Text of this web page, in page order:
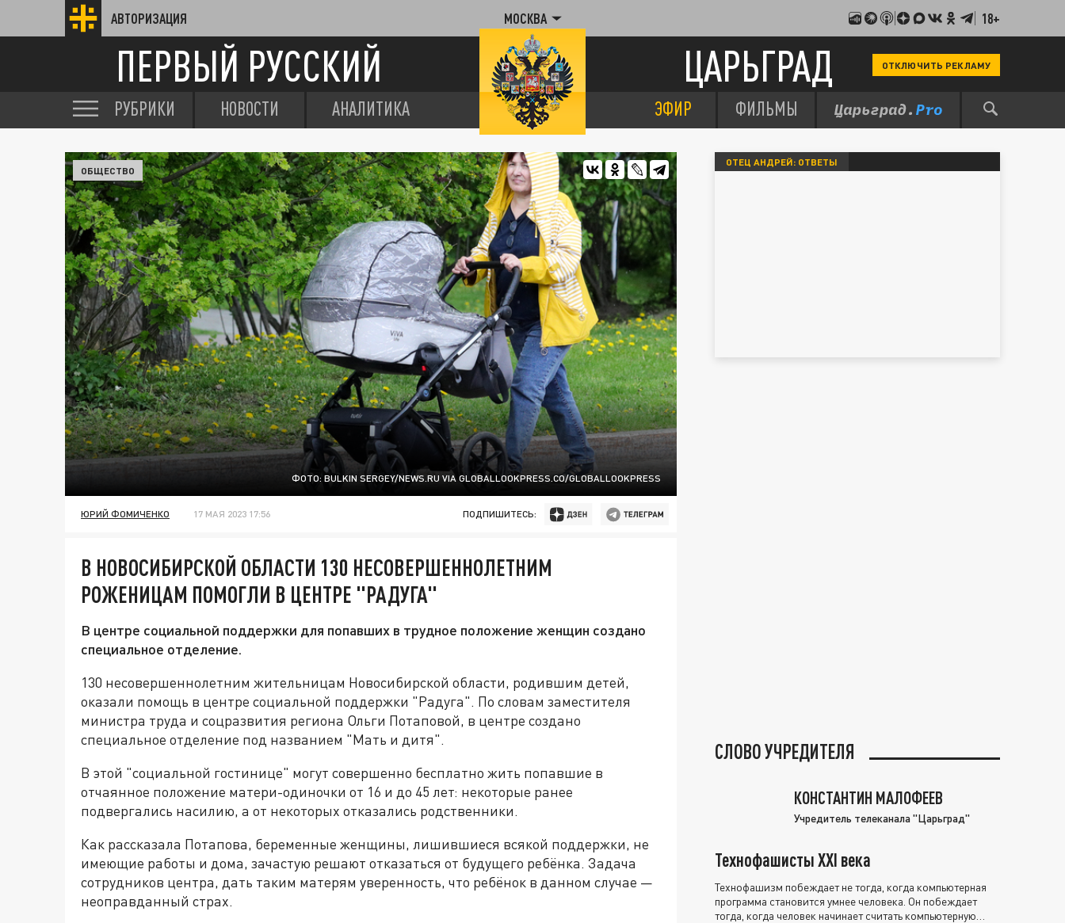
АВТОРИЗАЦИЯ МОСКВА 18+
ПЕРВЫЙ РУССКИЙ ЦАРЬГРАД ОТКЛЮЧИТЬ РЕКЛАМУ
РУБРИКИ НОВОСТИ АНАЛИТИКА ЭФИР ФИЛЬМЫ
ФОТО: BULKIN SERGEY/NEWS.RU VIA GLOBALLOOKPRESS.CO/GLOBALLOOKPRESS
ОБЩЕСТВО
ЮРИЙ ФОМИЧЕНКО 17 МАЯ 2023 17:56 ПОДПИШИТЕСЬ:
В НОВОСИБИРСКОЙ ОБЛАСТИ 130 НЕСОВЕРШЕННОЛЕТНИМ
РОЖЕНИЦАМ ПОМОГЛИ В ЦЕНТРЕ "РАДУГА"
В центре социальной поддержки для попавших в трудное положение женщин создано
специальное отделение.
130 несовершеннолетним жительницам Новосибирской области, родившим детей,
оказали помощь в центре социальной поддержки "Радуга". По словам заместителя
министра труда и соцразвития региона Ольги Потаповой, в центре создано
специальное отделение под названием "Мать и дитя".
В этой "социальной гостинице" могут совершенно бесплатно жить попавшие в
отчаянное положение матери-одиночки от 16 и до 45 лет: некоторые ранее
подвергались насилию, а от некоторых отказались родственники.
Как рассказала Потапова, беременные женщины, лишившиеся всякой поддержки, не
имеющие работы и дома, зачастую решают отказаться от будущего ребёнка. Задача
сотрудников центра, дать таким матерям уверенность, что ребёнок в данном случае —
неоправданный страх.
ОТЕЦ АНДРЕЙ: ОТВЕТЫ
СЛОВО УЧРЕДИТЕЛЯ
КОНСТАНТИН МАЛОФЕЕВ
Учредитель телеканала "Царьград"
Технофашисты XXI века
Технофашизм побеждает не тогда, когда компьютерная
программа становится умнее человека. Он побеждает
тогда, когда человек начинает считать компьютерную